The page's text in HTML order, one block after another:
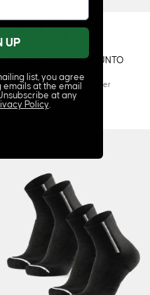
CORE MERINO CONJUNTO
TÉRMICO
Conjunto versátil para mujer
€107,95
UP
list, you agree
at the email
at any
Policy